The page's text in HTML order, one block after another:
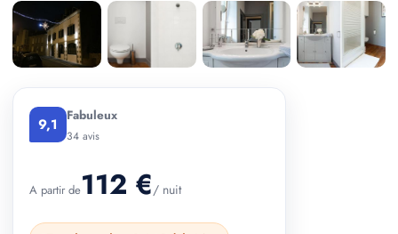
9,1 Fabuleux
34 avis
A partir de112 €/ nuit